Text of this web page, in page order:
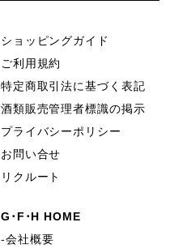
ショッピングガイド
ご利用規約
特定商取引法に基づく表記
酒類販売管理者標識の掲示
プライバシーポリシー
お問い合せ
リクルート
G･F･H HOME
会社概要